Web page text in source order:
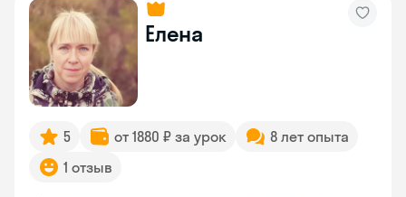
Елена
5 от 1880 ₽ за урок
8 лет опыта
1 отзыв